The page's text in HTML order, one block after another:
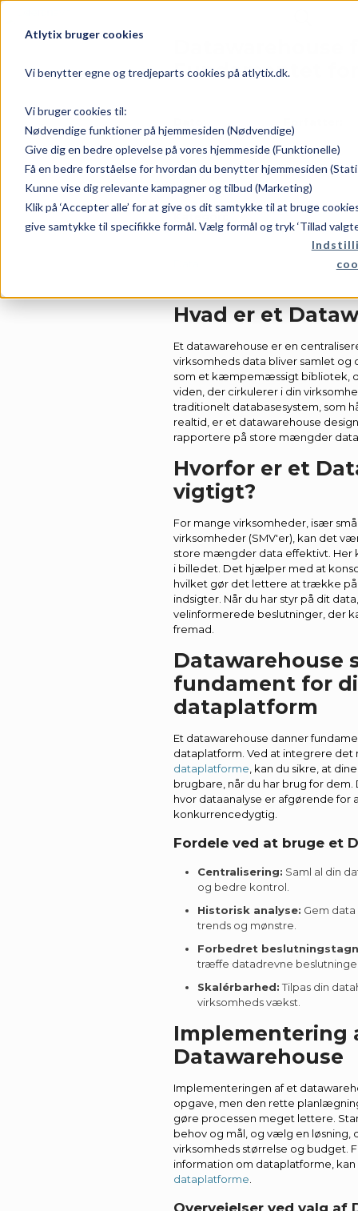
Atlytix bruger cookies
Vi benytter egne og tredjeparts cookies på atlytix.dk.
Vi bruger cookies til:
Nødvendige funktioner på hjemmesiden (Nødvendige)
Give dig en bedre oplevelse på vores hjemmeside (Funktionelle)
Få en bedre forståelse for hvordan du benytter hjemmesiden
Kunne vise dig relevante kampagner og tilbud (Marketing)
Klik på ‘Accepter alle’ for at give os dit samtykke til at bruge
give samtykke til specifikke formål. Vælg formål og tryk ‘Tillad
Fundamentet
juni 11, 2026 Rene
Hvad er et
Et datawarehouse er en
virksomheds data bliver samlet
som et kæmpemæssigt bibliotek,
viden, der cirkulerer i din
traditionelt databasesystem, som
realtid, er et datawarehouse
rapportere på store mængder
Hvorfor er et
vigtigt?
For mange virksomheder, især
virksomheder (SMV'er), kan det
store mængder data effektivt. Her
i billedet. Det hjælper med at
hvilket gør det lettere at trække
indsigter. Når du har styr på dit
velinformerede beslutninger, der
fremad.
Datawarehouse
fundament for
dataplatform
Et datawarehouse danner
dataplatform. Ved at integrere
dataplatforme , kan du sikre, at
brugbare, når du har brug for
hvor dataanalyse er afgørende for
konkurrencedygtig.
Fordele ved at bruge et
Centralisering: Saml al din
og bedre kontrol.
Historisk analyse: Gem data
trends og mønstre.
Forbedret
træffe datadrevne
Skalérbarhed:Tilpas din
virksomheds vækst.
Implementering
Datawarehouse
Implementeringen af et
opgave, men den rette
gøre processen meget lettere.
behov og mål, og vælg en løsning,
virksomheds størrelse og budget.
information om dataplatforme,
dataplatforme
Overvejelser ved valg af